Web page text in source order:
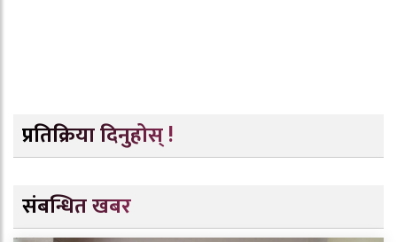
प्रतिक्रिया दिनुहोस् !
संबन्धित खबर